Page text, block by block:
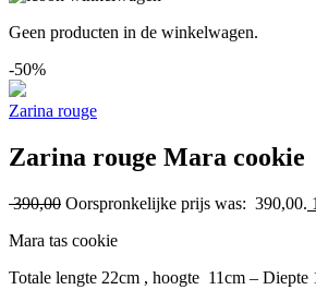
Geen producten in de winkelwagen.
-50%
Zarina rouge
Zarina rouge Mara cookie
390,00 Oorspronkelijke prijs was: 390,00.
Mara tas cookie
Totale lengte 22cm , hoogte 11cm – Diepte